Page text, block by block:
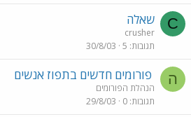
C שאלה
crusher
תגובות 5
30/8/03
ה פורומים חדשים בתפוז אנשים
הנהלת הפורומים
תגובות 0
29/8/03